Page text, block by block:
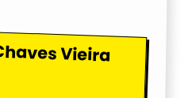
Vieira